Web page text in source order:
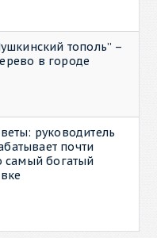
тополь” –
в городе
руководитель
почти
самый богатый